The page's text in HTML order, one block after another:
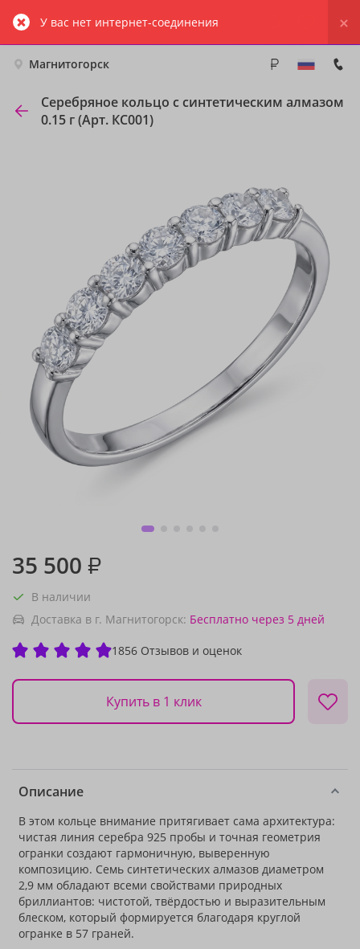
Магнитогорск
Серебряное кольцо с синтетическим алмазом
0.15 г (Арт. КС001)
35 500 ₽
В наличии
Доставка в г. Магнитогорск: Бесплатно через 5 дней
1856 Отзывов и оценок
Купить в 1 клик
Описание
В этом кольце внимание притягивает сама архитектура:
чистая линия серебра 925 пробы и точная геометрия
огранки создают гармоничную, выверенную
композицию. Семь синтетических алмазов диаметром
2,9 мм обладают всеми свойствами природных
бриллиантов: чистотой, твёрдостью и выразительным
блеском, который формируется благодаря круглой
огранке в 57 граней.
У вас нет интернет-соединения